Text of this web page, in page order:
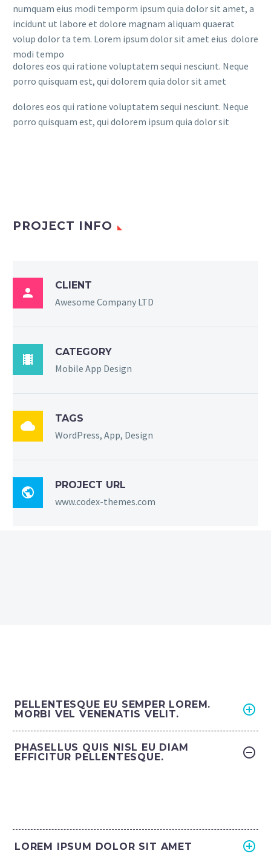
numquam eius modi temporm ipsum quia dolor sit amet, a
incidunt ut labore et dolore magnam aliquam quaerat
volup dolor ta tem. Lorem ipsum dolor sit amet eius dolore
modi tempo
dolores eos qui ratione voluptatem sequi nesciunt. Neque
porro quisquam est, qui dolorem quia dolor sit amet
dolores eos qui ratione voluptatem sequi nesciunt. Neque
porro quisquam est, qui dolorem ipsum quia dolor sit
PROJECT INFO

CLIENT
Awesome Company LTD

CATEGORY
Mobile App Design

TAGS
WordPress, App, Design

PROJECT URL
www.codex-themes.com
PELLENTESQUE EU SEMPER LOREM.
MORBI VEL VENENATIS VELIT.
PHASELLUS QUIS NISL EU DIAM
EFFICITUR PELLENTESQUE.
LOREM IPSUM DOLOR SIT AMET